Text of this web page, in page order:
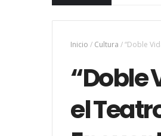
Inicio / Cultura /“Doble
“Doble
el